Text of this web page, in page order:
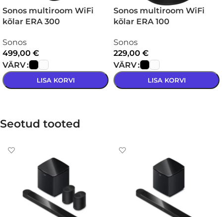
Sonos multiroom WiFi
kõlar ERA 300
Sonos
499,00 €
VÄRV
LISA KORVI
Sonos multiroom WiFi
kõlar ERA 100
Sonos
229,00 €
VÄRV
LISA KORVI
Seotud tooted